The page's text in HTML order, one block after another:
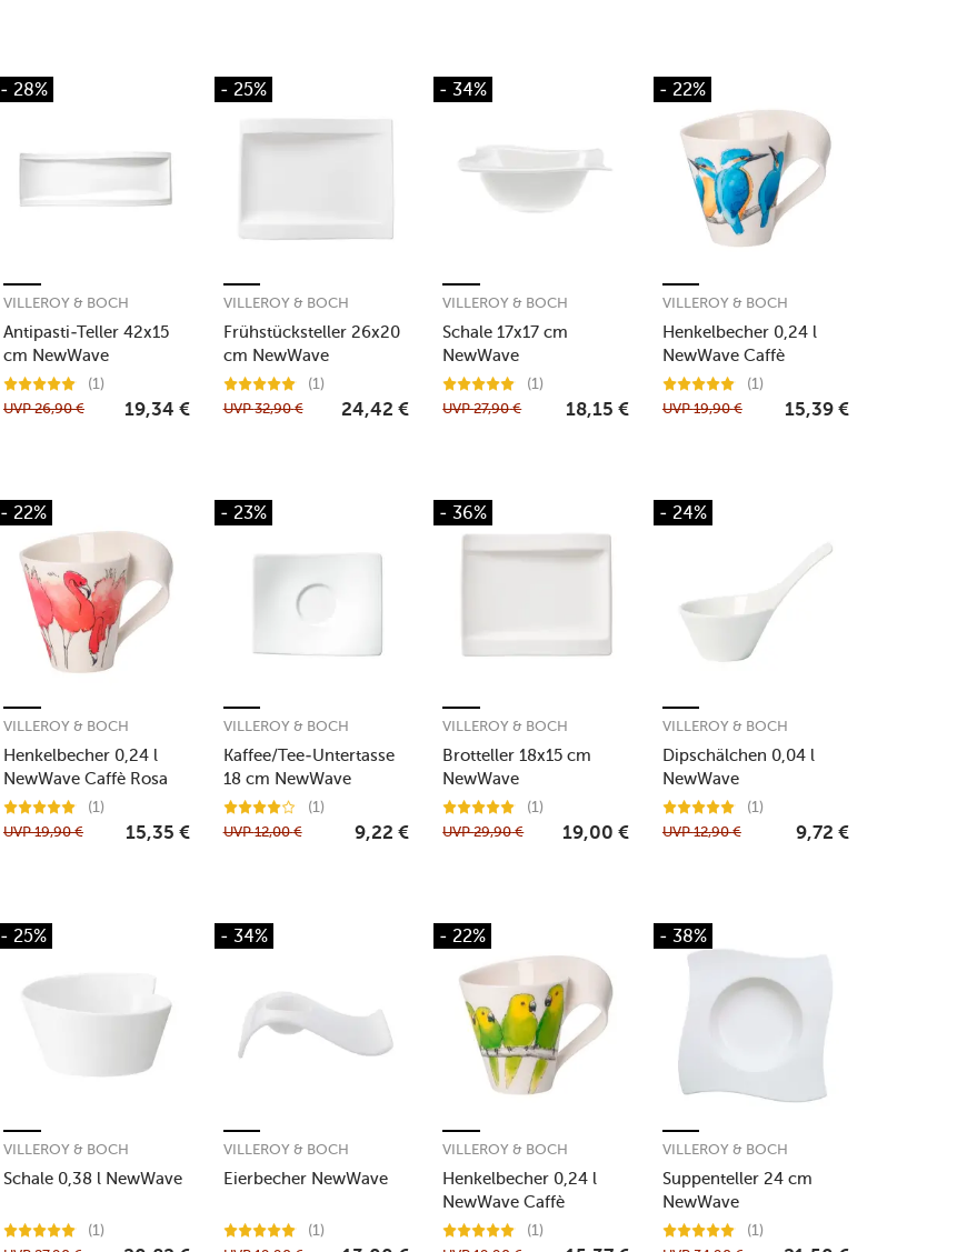
- 28%
Antipasti-Teller 42x15
cm NewWave
VILLEROY & BOCH
(1)
UVP26,90 € 19,34 €
- 25%
Frühstücksteller 26x20
cm NewWave
VILLEROY & BOCH
(1)
UVP32,90 € 24,42 €
- 34%
Schale 17x17 cm
NewWave
VILLEROY & BOCH
(1)
UVP27,90 € 18,15 €
- 22%
Henkelbecher 0,24 l
NewWave Caffè
Eisvogel
VILLEROY & BOCH
(1)
UVP19,90 € 15,39 €
- 22%
Henkelbecher 0,24 l
NewWave Caffè Rosa
Flamingo
VILLEROY & BOCH
(1)
UVP19,90 € 15,35 €
- 23%
Kaffee/Tee-Untertasse
18 cm NewWave
VILLEROY & BOCH
(1)
UVP12,00 € 9,22 €
- 36%
Brotteller 18x15 cm
NewWave
VILLEROY & BOCH
(1)
UVP29,90 € 19,00 €
- 24%
Dipschälchen 0,04 l
NewWave
VILLEROY & BOCH
(1)
UVP12,90 € 9,72 €
- 25%
Schale 0,38 l NewWave
VILLEROY & BOCH
(1)
- 34%
Eierbecher NewWave
VILLEROY & BOCH
(1)
- 22%
Henkelbecher 0,24 l
NewWave Caffè
Braunwangensittich
VILLEROY & BOCH
(1)
- 38%
Suppenteller 24 cm
NewWave
VILLEROY & BOCH
(1)